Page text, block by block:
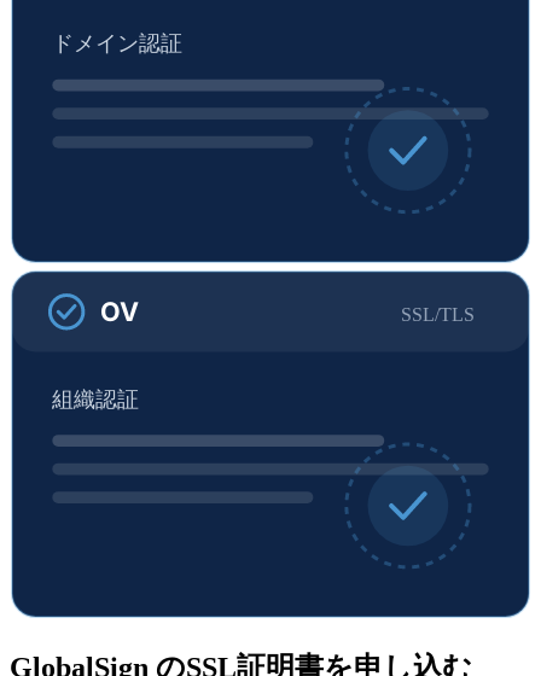
ドメイン認証
OV SSL/TLS
組織認証
GlobalSign のSSL証明書を申し込む